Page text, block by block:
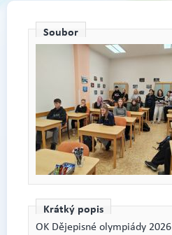
Soubor
Krátký popis
OK Dějepisné olympiády 2026